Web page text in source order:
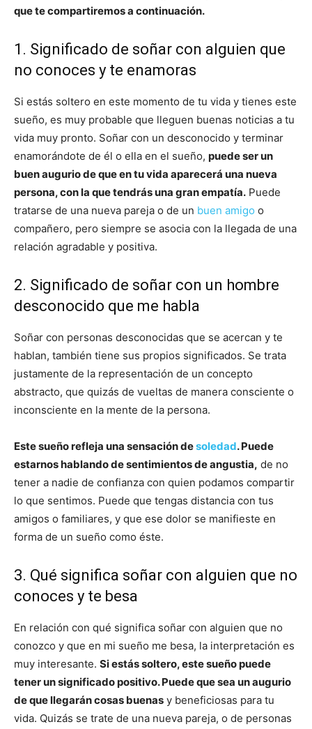
que te compartiremos a continuación.
1. Significado de soñar con alguien que
no conoces y te enamoras
Si estás soltero en este momento de tu vida y tienes este
sueño, es muy probable que lleguen buenas noticias a tu
vida muy pronto. Soñar con un desconocido y terminar
enamorándote de él o ella en el sueño, puede ser un
buen augurio de que en tu vida aparecerá una nueva
persona, con la que tendrás una gran empatía. Puede
tratarse de una nueva pareja o de un buen amigo o
compañero, pero siempre se asocia con la llegada de una
relación agradable y positiva.
2. Significado de soñar con un hombre
desconocido que me habla
Soñar con personas desconocidas que se acercan y te
hablan, también tiene sus propios significados. Se trata
justamente de la representación de un concepto
abstracto, que quizás de vueltas de manera consciente o
inconsciente en la mente de la persona.
Este sueño refleja una sensación desoledad. Puede
estarnos hablando de sentimientos de angustia, de no
tener a nadie de confianza con quien podamos compartir
lo que sentimos. Puede que tengas distancia con tus
amigos o familiares, y que ese dolor se manifieste en
forma de un sueño como éste.
3. Qué significa soñar con alguien que no
conoces y te besa
En relación con qué significa soñar con alguien que no
conozco y que en mi sueño me besa, la interpretación es
muy interesante. Si estás soltero, este sueño puede
tener un significado positivo. Puede que sea un augurio
de que llegarán cosas buenas y beneficiosas para tu
vida. Quizás se trate de una nueva pareja, o de personas